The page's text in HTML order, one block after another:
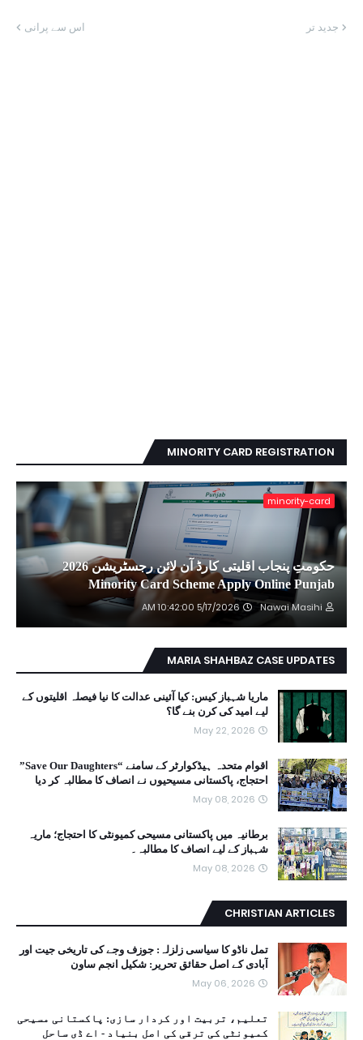
جدید تر اس سے پرانی
MINORITY CARD REGISTRATION
minority-card
حکومتِ پنجاب اقلیتی کارڈ آن لائن رجسٹریشن 2026
Minority Card Scheme Apply Online Punjab
Nawai Masihi
5/17/2026 10:42:00 AM
MARIA SHAHBAZ CASE UPDATES
ماریا شہباز کیس: کیا آئینی عدالت کا نیا فیصلہ اقلیتوں کے
لیے امید کی کرن بنے گا؟
May 22, 2026
اقوام متحدہ ہیڈکوارٹر کے سامنے “Save Our Daughters”
احتجاج، پاکستانی مسیحیوں نے انصاف کا مطالبہ کر دیا
May 08, 2026
برطانیہ میں پاکستانی مسیحی کمیونٹی کا احتجاج؛ ماریہ
شہباز کے لیے انصاف کا مطالبہ۔
May 08, 2026
CHRISTIAN ARTICLES
تمل ناڈو کا سیاسی زلزلہ: جوزف وجے کی تاریخی جیت اور
آبادی کے اصل حقائق تحریر: شکیل انجم ساون
May 06, 2026
تعلیم، تربیت اور کردار سازی: پاکستانی مسیحی
کمیونٹی کی ترقی کی اصل بنیاد - اے ڈی ساحل